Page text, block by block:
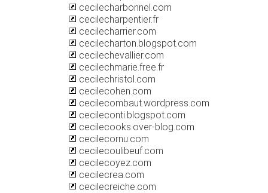
cecilecharbonnel.com
cecilecharpentier.fr
cecilecharrier.com
cecilecharton.blogspot.com
cecilechevallier.com
cecilechmarie.free.fr
cecilechristol.com
cecilecohen.com
cecilecombaut.wordpress.com
cecileconti.blogspot.com
cecilecooks.over-blog.com
cecilecornu.com
cecilecoulibeuf.com
cecilecoyez.com
cecilecrea.com
cecilecreiche.com